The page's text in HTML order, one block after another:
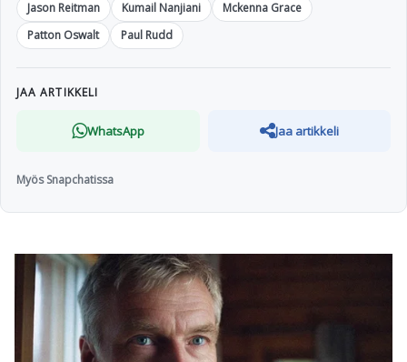
Jason Reitman Kumail Nanjiani
Mckenna Grace
Patton Oswalt
Paul Rudd
JAA ARTIKKELI
WhatsApp Jaa artikkeli
Myös Snapchatissa